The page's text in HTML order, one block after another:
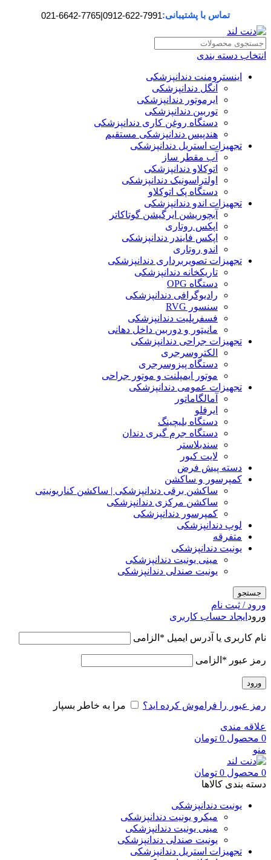
تماس با پشتیبانی:0912-622-7991
|
021-6642-7765
انتخاب دسته بندی
اینسترومنت دندانپزشکی
آنگل دندانپزشکی
ایرموتور دندانپزشکی
توربین دندانپزشکی
دستگاه روغن کاری دندانپزشکی
هندپیس دندانپزشکی مستقیم
تجهیزات استریل دندانپزشکی
آب مقطر ساز
اتوکلاو دندانپزشکی
اولتراسونیک دندانپزشکی
دستگاه پک اتوکلاو
تجهیزات اندو دندانپزشکی
آبچوریشن ایرگیشن گوتاکاتر
اپکس روتاری
اپکس فایندر دندانپزشکی
اندو روتاری
تجهیزات تصویربرداری دندانپزشکی
تاریکخانه دندانپزشکی
دستگاه OPG
رادیوگرافی دندانپزشکی
سنسور RVG
فسفرپلیت دندانپزشکی
مانیتور و دوربین داخل دهانی
تجهیزات جراحی دندانپزشکی
الکتروسرجری
دستگاه پیزوسرجری
موتور ایمپلنت و موتور جراحی
تجهیزات عمومی دندانپزشکی
آمالگاماتور
ایرفلو
دستگاه بلیچینگ
دستگاه جرم گیری دندان
سندبلاستر
لایت کیور
دسته پیش فرض
کمپرسور و ساکشن
ساکشن برقی دندانپزشکی | ساکشن کناریونیتی
ساکشن مرکزی دندانپزشکی
کمپرسور دندانپزشکی
لوپ دندانپزشکی
متفرقه
یونیت دندانپزشکی
مینی یونیت دندانپزشکی
یونیت صندلی دندانپزشکی
جستجو
ورود / ثبت نام
ورود ایجاد حساب کاربری
نام کاربری یا آدرس ایمیل * الزامی
رمز عبور * الزامی
ورود
رمز عبور را فراموش کرده اید؟ مرا به خاطر بسپار
علاقه مندی
0 محصول 0 تومان
منو
0 محصول 0 تومان
دسته بندی کالاها
یونیت دندانپزشکی
میکرو یونیت دندانپزشکی
مینی یونیت دندانپزشکی
یونیت صندلی دندانپزشکی
تجهیزات استریل دندانپزشکی